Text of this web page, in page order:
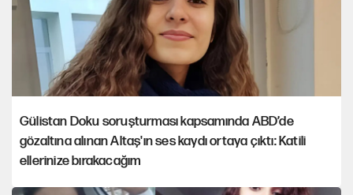
Gülistan Doku soruşturması kapsamında ABD’de
gözaltına alınan Altaş'ın ses kaydı ortaya çıktı: Katili
ellerinize bırakacağım